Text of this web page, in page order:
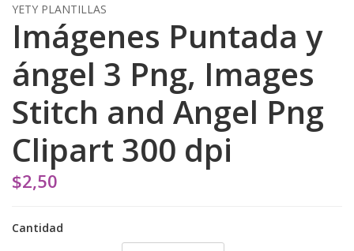
YETY PLANTILLAS
Imágenes Puntada y
ángel 3 Png, Images
Stitch and Angel Png
Clipart 300 dpi
$2,50
Cantidad